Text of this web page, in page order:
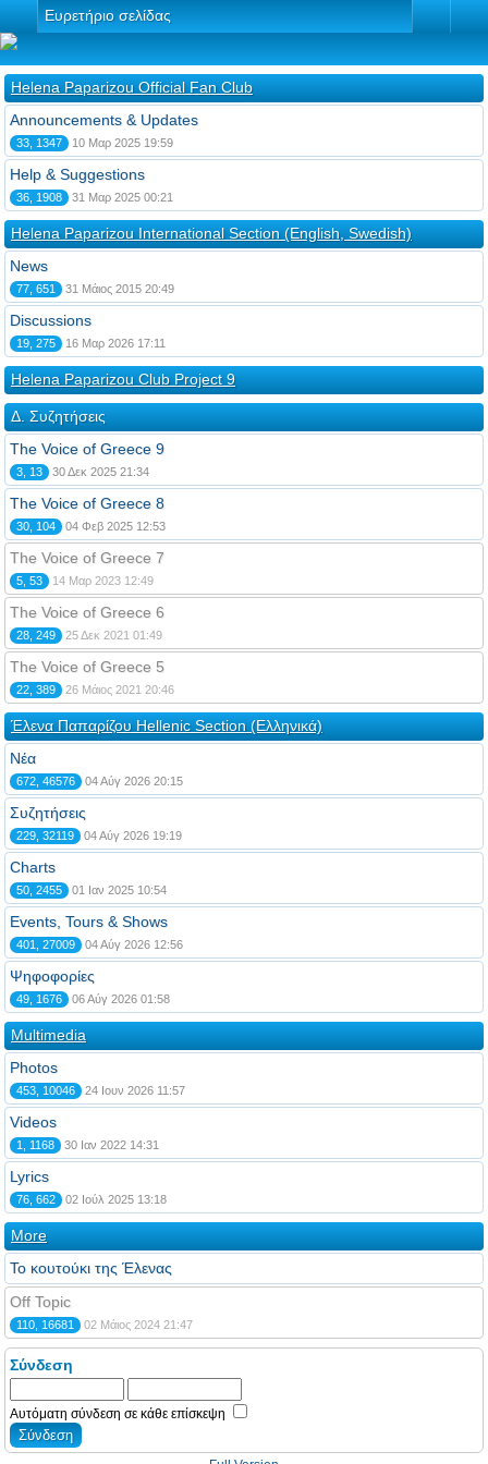
Ευρετήριο σελίδας
Helena Paparizou Official Fan Club
Announcements & Updates
33, 1347 10 Μαρ 2025 19:59
Help & Suggestions
36, 1908 31 Μαρ 2025 00:21
Helena Paparizou International Section (English, Swedish)
News
77, 651 31 Μάιος 2015 20:49
Discussions
19, 275 16 Μαρ 2026 17:11
Helena Paparizou Club Project 9
Δ. Συζητήσεις
The Voice of Greece 9
3, 13 30 Δεκ 2025 21:34
The Voice of Greece 8
30, 104 04 Φεβ 2025 12:53
The Voice of Greece 7
5, 53 14 Μαρ 2023 12:49
The Voice of Greece 6
28, 249 25 Δεκ 2021 01:49
The Voice of Greece 5
22, 389 26 Μάιος 2021 20:46
Έλενα Παπαρίζου Hellenic Section (Ελληνικά)
Νέα
672, 46576 04 Αύγ 2026 20:15
Συζητήσεις
229, 32119 04 Αύγ 2026 19:19
Charts
50, 2455 01 Ιαν 2025 10:54
Events, Tours & Shows
401, 27009 04 Αύγ 2026 12:56
Ψηφοφορίες
49, 1676 06 Αύγ 2026 01:58
Multimedia
Photos
453, 10046 24 Ιουν 2026 11:57
Videos
1, 1168 30 Ιαν 2022 14:31
Lyrics
76, 662 02 Ιούλ 2025 13:18
More
Το κουτούκι της Έλενας
Off Topic
110, 16681 02 Μάιος 2024 21:47
Σύνδεση
Αυτόματη σύνδεση σε κάθε επίσκεψη